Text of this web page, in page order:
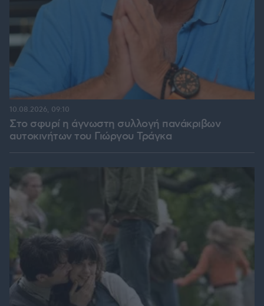
Στο σφυρί η άγνωστη συλλογή πανάκριβων
αυτοκινήτων του Γιώργου Τράγκα
10.08.2026, 09:10